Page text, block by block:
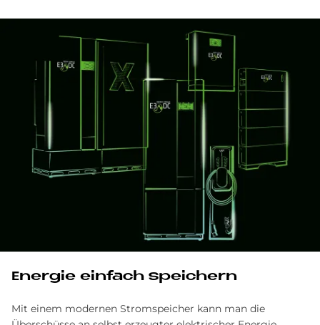
Energie einfach speichern
Mit einem modernen Stromspeicher kann man die